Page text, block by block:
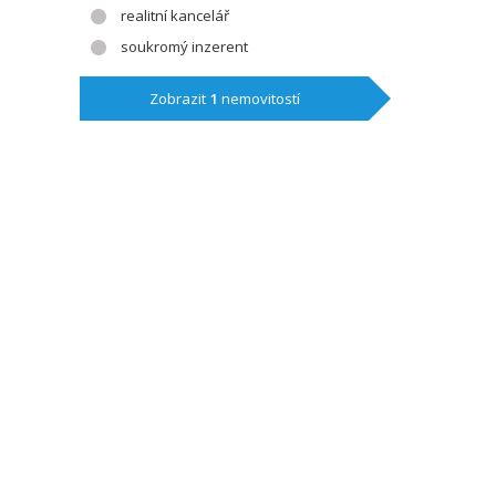
realitní kancelář
soukromý inzerent
Zobrazit 1 nemovitostí